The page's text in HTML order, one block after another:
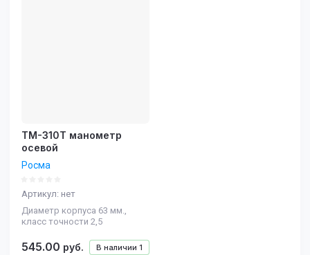
ТМ-310Т манометр
осевой
Росма
Артикул: нет
Диаметр корпуса 63 мм.,
класс точности 2,5
В наличии 1
545.00 руб.